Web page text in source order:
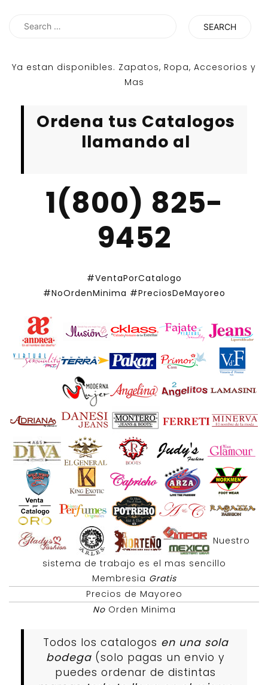
Search
Ya estan disponibles. Zapatos, Ropa, Accesorios y
Mas
Ordena tus Catalogos
llamando al
1(800) 825-
9452
#VentaPorCatalogo
#NoOrdenMinima #PreciosDeMayoreo
Nuestro
sistema de trabajo es el mas sencillo
Membresia Gratis
Precios de Mayoreo
NoOrden Minima
Todos los catalogos en una sola
bodega (solo pagas un envio y
puedes ordenar de distintas